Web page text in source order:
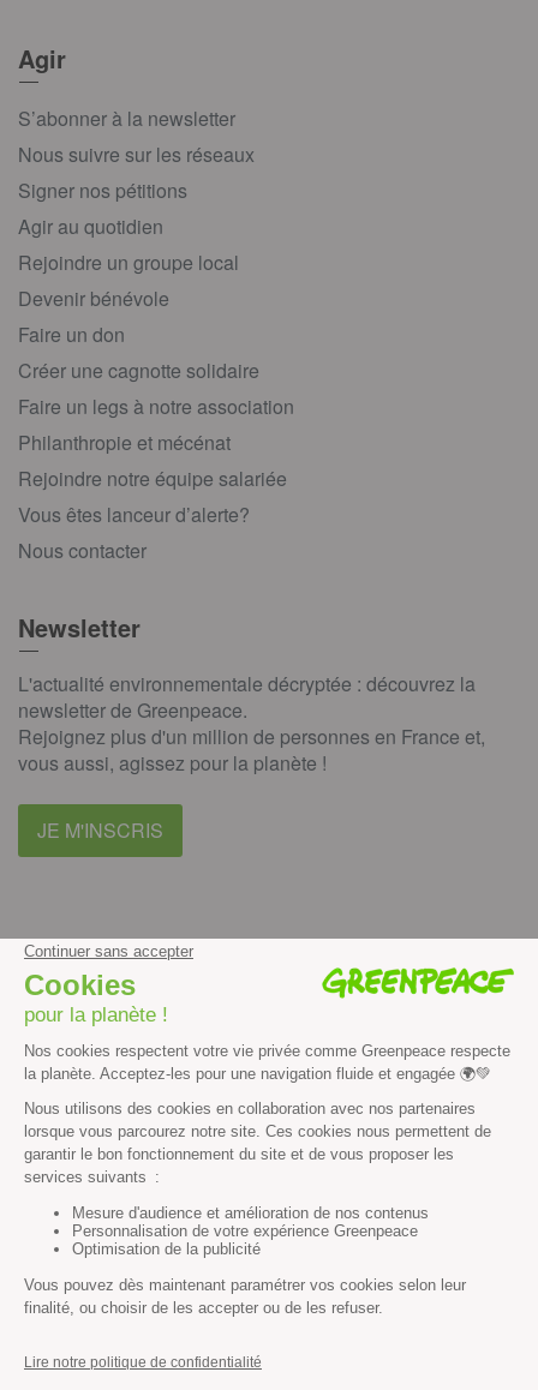
Agir
S’abonner à la newsletter
Nous suivre sur les réseaux
Signer nos pétitions
Agir au quotidien
Rejoindre un groupe local
Devenir bénévole
Faire un don
Créer une cagnotte solidaire
Faire un legs à notre association
Philanthropie et mécénat
Rejoindre notre équipe salariée
Vous êtes lanceur d’alerte?
Nous contacter
Newsletter
L'actualité environnementale décryptée : découvrez la
newsletter de Greenpeace.
Rejoignez plus d'un million de personnes en France et,
vous aussi, agissez pour la planète !
JE M'INSCRIS
instagramyoutube
Contenus et propriété intellectuelle
Mentions légales
Politique de confidentialité
Les autres sites de Greenpeace
dans le monde
Cliquez-ici pour modifier vos préférences en matière de cookies
Greenpeace
Tel : 01 80 96 96 96